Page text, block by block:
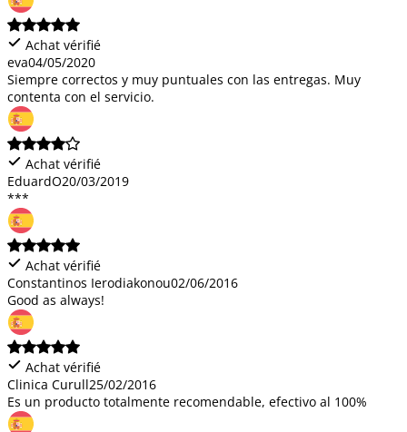
Achat vérifié
eva04/05/2020
Siempre correctos y muy puntuales con las entregas. Muy
contenta con el servicio.
Achat vérifié
EduardO20/03/2019
***
Achat vérifié
Constantinos Ierodiakonou02/06/2016
Good as always!
Achat vérifié
Clinica Curull25/02/2016
Es un producto totalmente recomendable, efectivo al 100%